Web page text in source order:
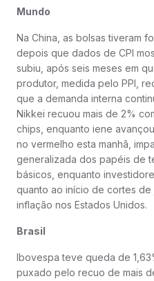
Mundo
Na China, as bolsas tiveram
depois que dados de CPI
subiu, após seis meses em
produtor, medida pelo PPI,
que a demanda interna
Nikkei recuou mais de 2%
chips, enquanto iene
no vermelho esta manhã,
generalizada dos papéis de
básicos, enquanto
quanto ao início de cortes de
inflação nos Estados Unidos.
Brasil
Ibovespa teve queda de
puxado pelo recuo de mais